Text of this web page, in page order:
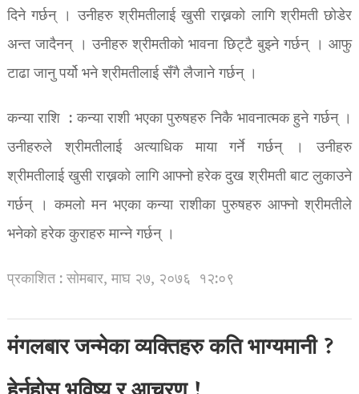
दिने गर्छन् । उनीहरु श्रीमतीलाई खुसी राख्नको लागि श्रीमती छोडेर
अन्त जादैनन् । उनीहरु श्रीमतीको भावना छिट्टै बुझ्ने गर्छन् । आफु
टाढा जानु पर्यो भने श्रीमतीलाई सँगै लैजाने गर्छन् ।
कन्या राशि : कन्या राशी भएका पुरुषहरु निकै भावनात्मक हुने गर्छन् ।
उनीहरुले श्रीमतीलाई अत्याधिक माया गर्ने गर्छन् । उनीहरु
श्रीमतीलाई खुसी राख्नको लागि आफ्नो हरेक दुख श्रीमती बाट लुकाउने
गर्छन् । कमलो मन भएका कन्या राशीका पुरुषहरु आफ्नो श्रीमतीले
भनेको हरेक कुराहरु मान्ने गर्छन् ।
प्रकाशित : सोमबार, माघ २७, २०७६ १२:०९
मंगलबार जन्मेका व्यक्तिहरु कति भाग्यमानी ?